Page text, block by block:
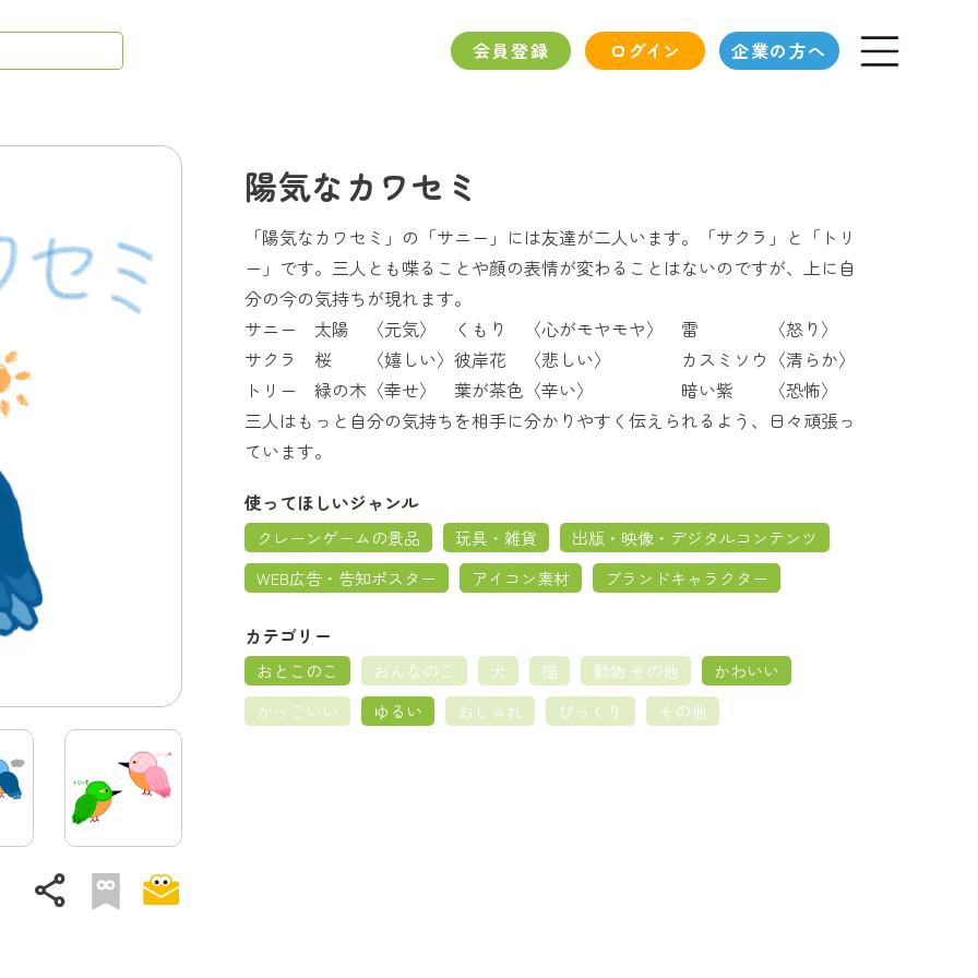
会員登録 ログイン 企業の方へ
share
陽気なカワセミ
「陽気なカワセミ」の「サニー」には友達が二人います。「サクラ」と「トリ
ー」です。三人とも喋ることや顔の表情が変わることはないのですが、上に自
分の今の気持ちが現れます。
サニー 太陽 〈元気〉 くもり 〈心がモヤモヤ〉 雷 〈怒り〉
サクラ 桜 〈嬉しい〉彼岸花 〈悲しい〉 カスミソウ〈清らか〉
トリー 緑の木〈幸せ〉 葉が茶色〈辛い〉 暗い紫 〈恐怖〉
三人はもっと自分の気持ちを相手に分かりやすく伝えられるよう、日々頑張っ
ています。
使ってほしいジャンル
クレーンゲームの景品 玩具・雑貨
出版・映像・デジタルコンテンツ
WEB広告・告知ポスター
アイコン素材 ブランドキャラクター
カテゴリー
おとこのこ おんなのこ 犬 猫 動物 その他
かわいい
かっこいい
ゆるい おしゃれ びっくり その他